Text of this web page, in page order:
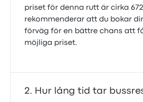
priset för denna rutt är cirka 672
rekommenderar att du bokar
förväg för en bättre chans att
möjliga priset.
Hur lång tid tar